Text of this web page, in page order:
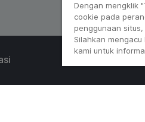
Dengan mengklik
cookie pada
penggunaan
Silahkan
kami untuk